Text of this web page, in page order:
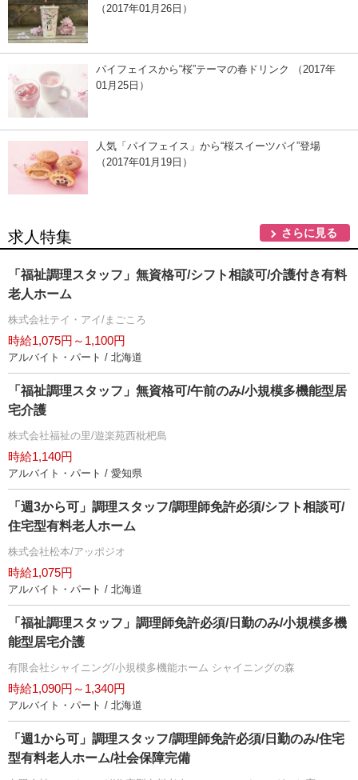
（2017年01月26日）
パイフェイスから“桜”テーマの春ドリンク （2017年
01月25日）
人気「パイフェイス」から“桜スイーツパイ”登場
（2017年01月19日）
求人特集 さらに見る
「福祉調理スタッフ」無資格可/シフト相談可/介護付き有料
老人ホーム
株式会社テイ・アイ/まごころ
時給1,075円～1,100円
アルバイト・パート / 北海道
「福祉調理スタッフ」無資格可/午前のみ/小規模多機能型居
宅介護
株式会社福祉の里/遊楽苑西枇杷島
時給1,140円
アルバイト・パート / 愛知県
「週3から可」調理スタッフ/調理師免許必須/シフト相談可/
住宅型有料老人ホーム
株式会社松本/アッポジオ
時給1,075円
アルバイト・パート / 北海道
「福祉調理スタッフ」調理師免許必須/日勤のみ/小規模多機
能型居宅介護
有限会社シャイニング/小規模多機能ホーム シャイニングの森
時給1,090円～1,340円
アルバイト・パート / 北海道
「週1から可」調理スタッフ/調理師免許必須/日勤のみ/住宅
型有料老人ホーム/社会保障完備